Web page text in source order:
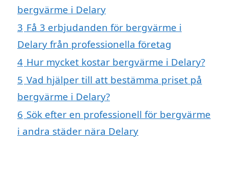
bergvärme i Delary
3 Få 3 erbjudanden för bergvärme i
Delary från professionella företag
4 Hur mycket kostar bergvärme i Delary?
5 Vad hjälper till att bestämma priset på
bergvärme i Delary?
6 Sök efter en professionell för bergvärme
i andra städer nära Delary